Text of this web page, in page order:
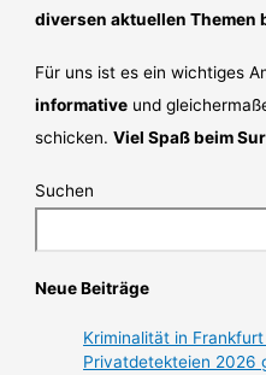
diversen aktuellen Themen
Für uns ist es ein wichtiges
informative und
schicken.Viel Spaß beim
Suchen
Neue Beiträge
Kriminalität in
Privatdetekteien 2026